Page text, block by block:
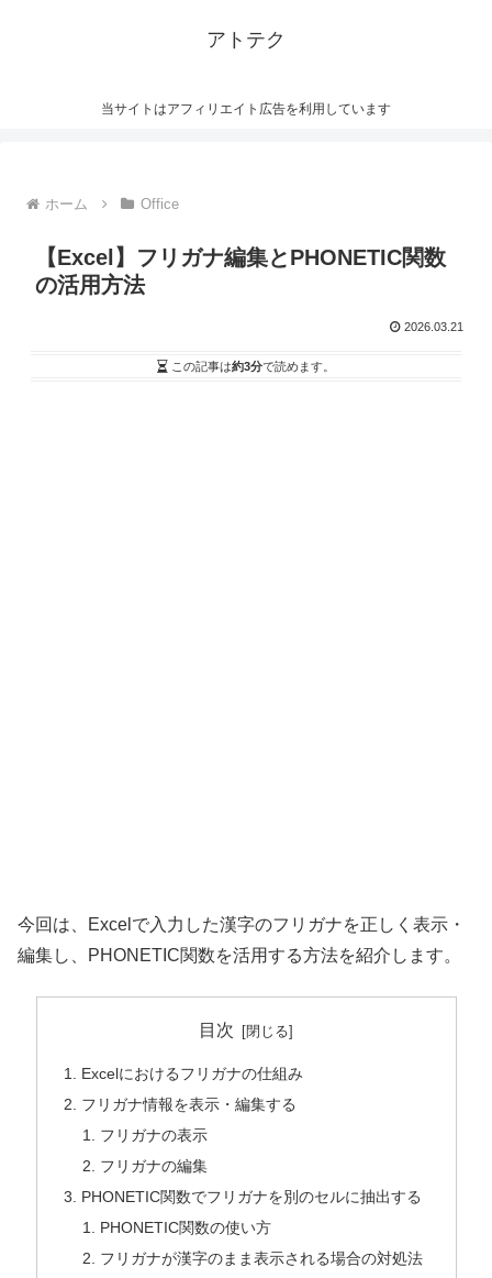
アトテク
当サイトはアフィリエイト広告を利用しています
ホーム Office
【Excel】フリガナ編集とPHONETIC関数
の活用方法
2026.03.21
この記事は約3分で読めます。
今回は、Excelで入力した漢字のフリガナを正しく表示・
編集し、PHONETIC関数を活用する方法を紹介します。
目次
Excelにおけるフリガナの仕組み
フリガナ情報を表示・編集する
フリガナの表示
フリガナの編集
PHONETIC関数でフリガナを別のセルに抽出する
PHONETIC関数の使い方
フリガナが漢字のまま表示される場合の対処法